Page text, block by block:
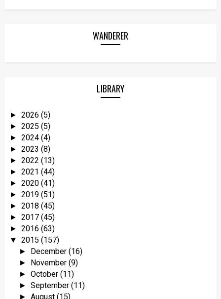
WANDERER
LIBRARY
► 2026 (5)
► 2025 (5)
► 2024 (4)
► 2023 (8)
► 2022 (13)
► 2021 (44)
► 2020 (41)
► 2019 (51)
► 2018 (45)
► 2017 (45)
► 2016 (63)
▼ 2015 (157)
► December(16)
► November(9)
►October(11)
►September(11)
►August(15)